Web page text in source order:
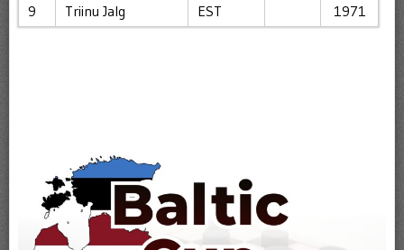
9
Triinu Jalg EST 1971